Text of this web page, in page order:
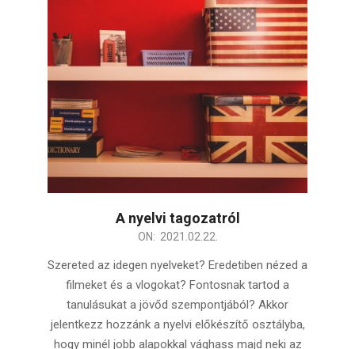
A nyelvi tagozatról
ON: 2021.02.22.
Szereted az idegen nyelveket? Eredetiben nézed a
filmeket és a vlogokat? Fontosnak tartod a
tanulásukat a jövőd szempontjából? Akkor
jelentkezz hozzánk a nyelvi előkészítő osztályba,
hogy minél jobb alapokkal vághass majd neki az